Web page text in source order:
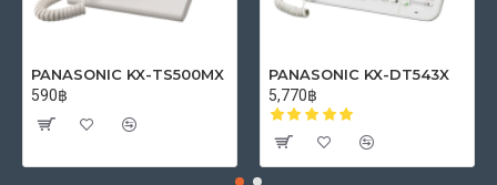
PANASONIC KX-TS500MX
590฿
PANASONIC KX-DT543X
5,770฿